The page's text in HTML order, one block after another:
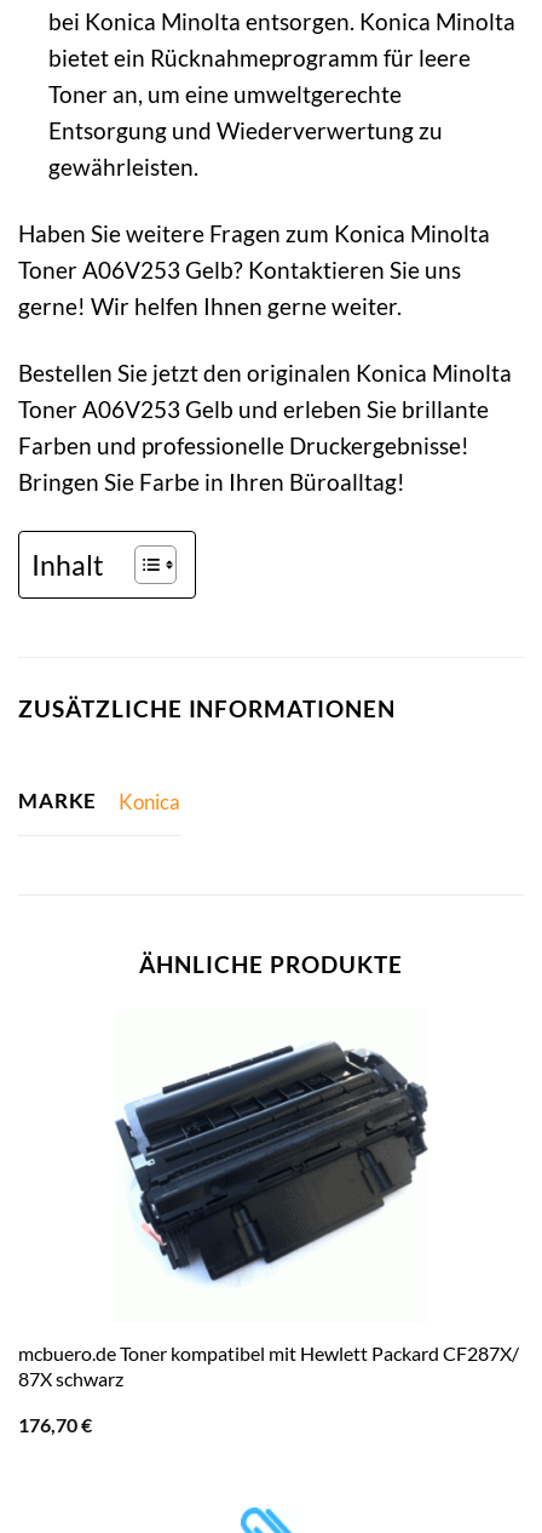
bei Konica Minolta entsorgen. Konica Minolta
bietet ein Rücknahmeprogramm für leere
Toner an, um eine umweltgerechte
Entsorgung und Wiederverwertung zu
gewährleisten.
Haben Sie weitere Fragen zum Konica Minolta
Toner A06V253 Gelb? Kontaktieren Sie uns
gerne! Wir helfen Ihnen gerne weiter.
Bestellen Sie jetzt den originalen Konica Minolta
Toner A06V253 Gelb und erleben Sie brillante
Farben und professionelle Druckergebnisse!
Bringen Sie Farbe in Ihren Büroalltag!
Inhalt
ZUSÄTZLICHE INFORMATIONEN
MARKE Konica
ÄHNLICHE PRODUKTE
mcbuero.de Toner kompatibel mit Hewlett Packard CF287X/
87X schwarz
176,70€